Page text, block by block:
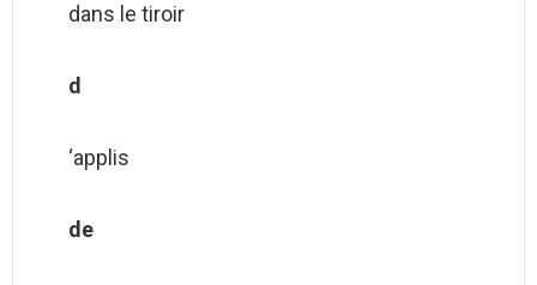
dans le tiroir
d
‘applis
de